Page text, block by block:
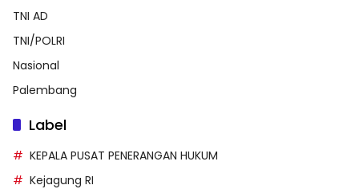
TNI AD
TNI/POLRI
Nasional
Palembang
Label
KEPALA PUSAT PENERANGAN HUKUM
Kejagung RI